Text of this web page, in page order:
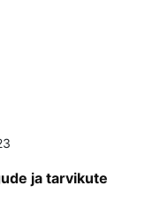
ja tarvikute